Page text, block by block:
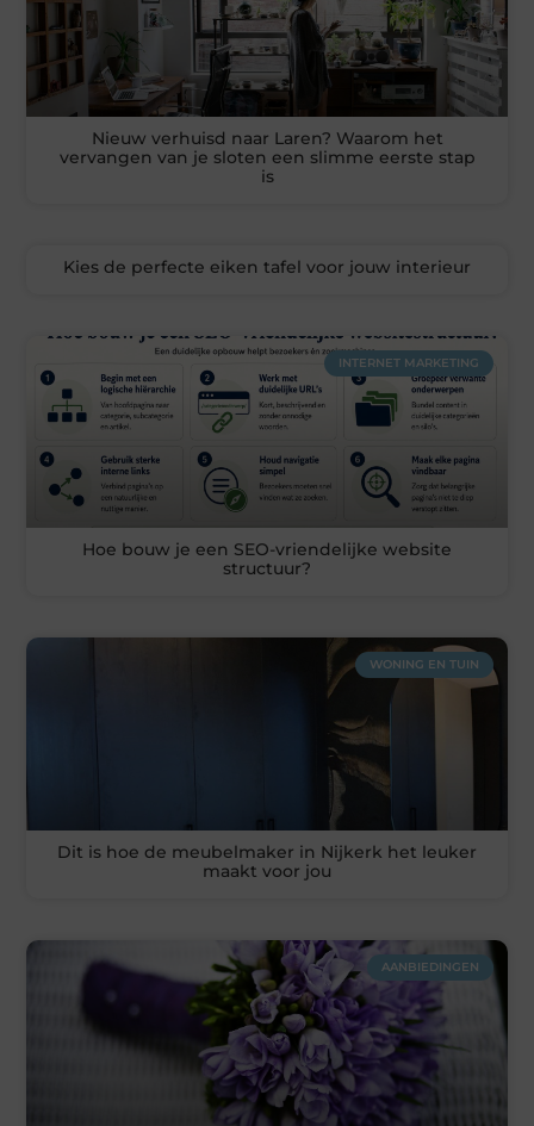
Nieuw verhuisd naar Laren? Waarom het
vervangen van je sloten een slimme eerste stap
is
Kies de perfecte eiken tafel voor jouw interieur
INTERNET MARKETING
Hoe bouw je een SEO-vriendelijke website
structuur?
WONING EN TUIN
Dit is hoe de meubelmaker in Nijkerk het leuker
maakt voor jou
AANBIEDINGEN